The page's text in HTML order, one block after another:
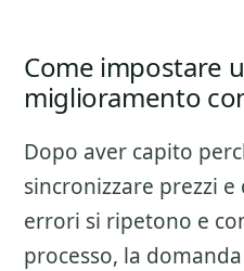
Come impostare
miglioramento
Dopo aver capito
sincronizzare prezzi e
errori si ripetono e
processo, la